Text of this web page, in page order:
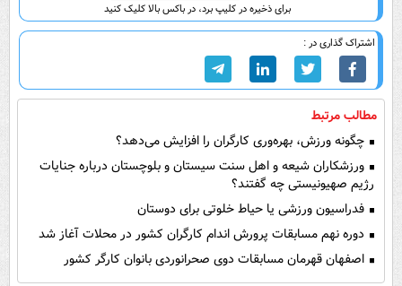
برای ذخیره در کلیپ برد، در باکس بالا کلیک کنید
اشتراک گذاری در :
مطالب مرتبط
چگونه ورزش، بهره‌وری کارگران را افزایش می‌دهد؟
ورزشکاران شیعه و اهل سنت سیستان و بلوچستان درباره جنایات
رژیم صهیونیستی چه گفتند؟
فدراسیون ورزشی یا حیاط خلوتی برای دوستان
دوره نهم مسابقات پرورش اندام کارگران کشور در محلات آغاز شد
اصفهان قهرمان مسابقات دوی صحرانوردی بانوان کارگر کشور